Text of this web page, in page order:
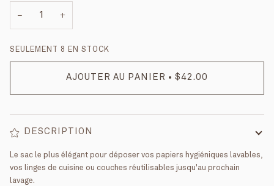
− +
SEULEMENT 8 EN STOCK
AJOUTER AU PANIER • $42.00
DESCRIPTION
Le sac le plus élégant pour déposer vos papiers hygiéniques lavables,
vos linges de cuisine ou couches réutilisables jusqu'au prochain
lavage.